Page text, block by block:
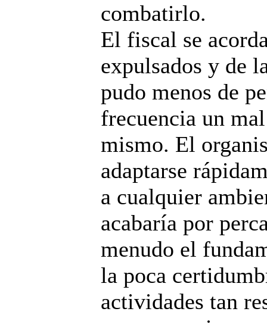
combatirlo.
El fiscal se
expulsados y de
pudo menos de
frecuencia un
mismo. El
adaptarse
a cualquier
acabaría por
menudo el
la poca
actividades tan